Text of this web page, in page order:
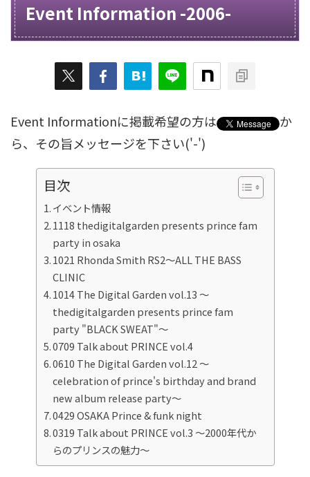
Event Information -2006-
Event Informationに掲載希望の方は
か
ら、その旨メッセージを下さい('-')
目次
イベント情報
1118 thedigitalgarden presents prince fam
party in osaka
1021 Rhonda Smith RS2～ALL THE BASS
CLINIC
1014 The Digital Garden vol.13 ～
thedigitalgarden presents prince fam
party "BLACK SWEAT"～
0709 Talk about PRINCE vol.4
0610 The Digital Garden vol.12 ～
celebration of prince's birthday and brand
new album release party～
0429 OSAKA Prince & funk night
0319 Talk about PRINCE vol.3 ～2000年代か
らのプリンスの魅力～